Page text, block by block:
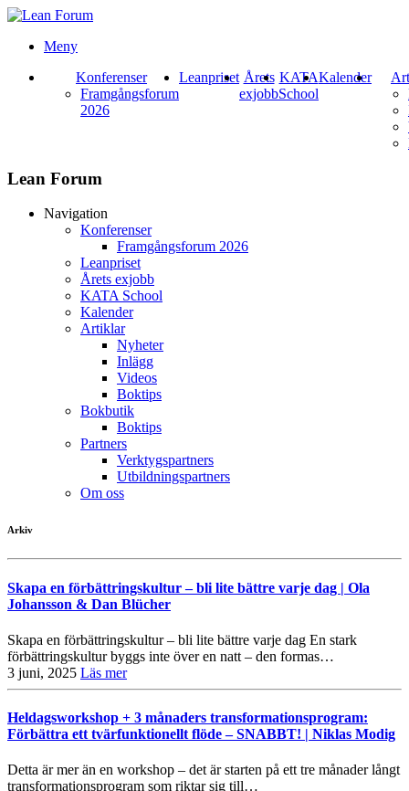
Meny
Konferenser
Framgångsforum
2026
Leanpriset Årets
exjobb
KATA
School
Kalender
Lean Forum
Navigation
Konferenser
Framgångsforum 2026
Leanpriset
Årets exjobb
KATA School
Kalender
Artiklar
Nyheter
Inlägg
Videos
Boktips
Bokbutik
Boktips
Partners
Verktygspartners
Utbildningspartners
Om oss
Arkiv
Skapa en förbättringskultur – bli lite bättre varje dag | Ola
Johansson & Dan Blücher
Skapa en förbättringskultur – bli lite bättre varje dag En stark
förbättringskultur byggs inte över en natt – den formas…
3 juni, 2025 Läs mer
Heldagsworkshop + 3 månaders transformationsprogram:
Förbättra ett tvärfunktionellt flöde – SNABBT! | Niklas Modig
Detta är mer än en workshop – det är starten på ett tre månader långt
transformationsprogram som riktar sig till…